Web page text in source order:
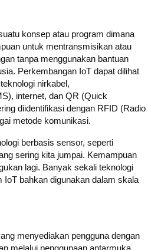
konsep atau program dimana
untuk mentransmisikan atau
tanpa menggunakan bantuan
Perkembangan IoT dapat dilihat
nirkabel,
internet, dan QR (Quick
diidentifikasi dengan RFID (Radio
metode komunikasi.
berbasis sensor, seperti
sering kita jumpai. Kemampuan
lagi. Banyak sekali teknologi
bahkan digunakan dalam skala
menyediakan pengguna dengan